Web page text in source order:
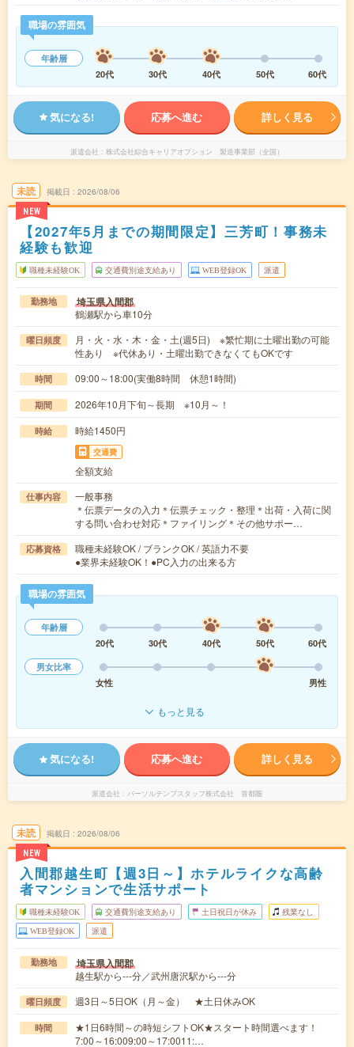
職場の雰囲気
年齢層
20代
30代 40代 50代 60代
気になる! 応募へ進む 詳しく見る
派遣会社 株式会社綜合キャリアオプション 製造事業部（全国）
未読
NEW
掲載日 2026/08/06
【2027年5月までの期間限定】三芳町！事務未
経験も歓迎
職種未経験OK 交通費別途支給あり WEB登録OK 派遣
勤務地 埼玉県入間郡
鶴瀬駅から車10分
曜日頻度
月・火・水・木・金・土(週5日) ※繁忙期に土曜出勤の可能
性あり ※代休あり・土曜出勤できなくてもOKです
時間 09:00～18:00(実働8時間 休憩1時間)
期間 2026年10月下旬～長期 ※10月～！
時給 時給1450円
交通費
全額支給
仕事内容
一般事務
＊伝票データの入力＊伝票チェック・整理＊出荷・入荷に関
する問い合わせ対応＊ファイリング＊その他サポー…
応募資格
職種未経験OK / ブランクOK / 英語力不要
●業界未経験OK！●PC入力の出来る方
職場の雰囲気
年齢層
20代
30代 40代 50代
60代
男女比率
女性
男性
もっと見る
気になる! 応募へ進む 詳しく見る
派遣会社 パーソルテンプスタッフ株式会社 首都圏
未読
NEW
掲載日 2026/08/06
入間郡越生町【週3日～】ホテルライクな高齢
者マンションで生活サポート
職種未経験OK 交通費別途支給あり 土日祝日が休み 残業なし
WEB登録OK 派遣
勤務地 埼玉県入間郡
越生駅から---分／武州唐沢駅から---分
曜日頻度 週3日～5日OK（月～金） ★土日休みOK
時間
★1日6時間～の時短シフトOK★スタート時間選べます！
7:00～16:009:00～17:0011:…